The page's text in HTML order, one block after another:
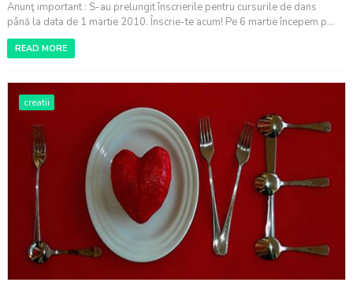
Anunţ important : S-au prelungit înscrierile pentru cursurile de dans
până la data de 1 martie 2010. Înscrie-te acum! Pe 6 martie începem p...
READ MORE
creatii